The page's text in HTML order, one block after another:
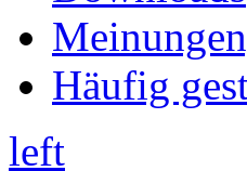
Häufig
left